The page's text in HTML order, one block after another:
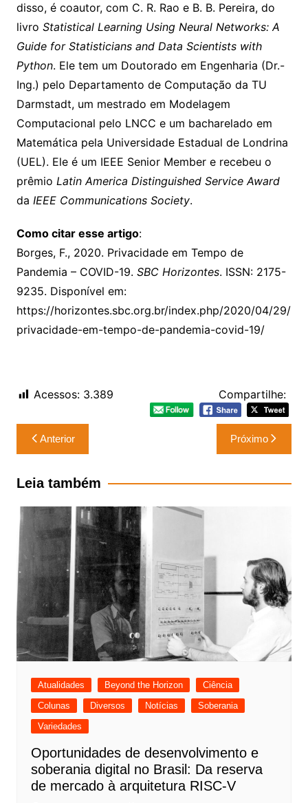
disso, é coautor, com C. R. Rao e B. B. Pereira, do
livro Statistical Learning Using Neural Networks: A
Guide for Statisticians and Data Scientists with
Python. Ele tem um Doutorado em Engenharia (Dr.-
Ing.) pelo Departamento de Computação da TU
Darmstadt, um mestrado em Modelagem
Computacional pelo LNCC e um bacharelado em
Matemática pela Universidade Estadual de Londrina
(UEL). Ele é um IEEE Senior Member e recebeu o
prêmio Latin America Distinguished Service Award
da IEEE Communications Society.
Como citar esse artigo:
Borges, F., 2020. Privacidade em Tempo de
Pandemia – COVID-19. SBC Horizontes. ISSN: 2175-
9235. Disponível em:
https://horizontes.sbc.org.br/index.php/2020/04/29/
privacidade-em-tempo-de-pandemia-covid-19/
Compartilhe:
Acessos: 3.389
Navegação
de
Post
Anterior Próximo
Leia também
Atualidades Beyond the Horizon
Ciência
Colunas
Diversos Notícias
Soberania
Variedades
Oportunidades de desenvolvimento e
soberania digital no Brasil: Da reserva
de mercado à arquitetura RISC-V